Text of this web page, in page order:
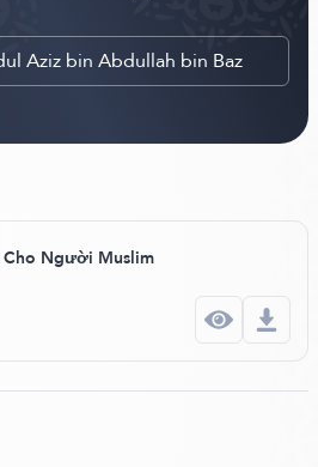
Aziz bin Abdullah bin Baz
Cho Người Muslim